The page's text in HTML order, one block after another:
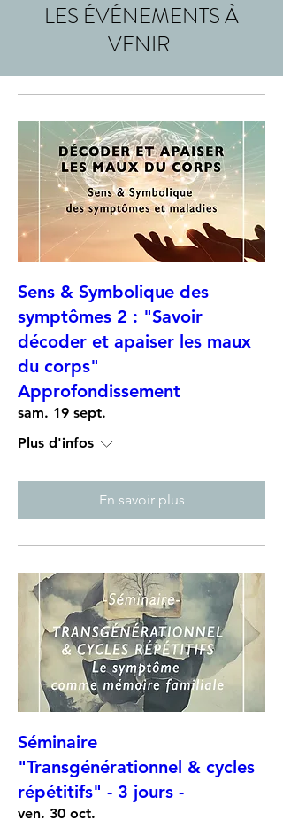
LES ÉVÉNEMENTS À
VENIR
Sens & Symbolique des
symptômes 2 : "Savoir
décoder et apaiser les maux
du corps"
Approfondissement
sam. 19 sept.
Plus d'infos
En savoir plus
Séminaire
"Transgénérationnel & cycles
répétitifs" - 3 jours -
ven. 30 oct.